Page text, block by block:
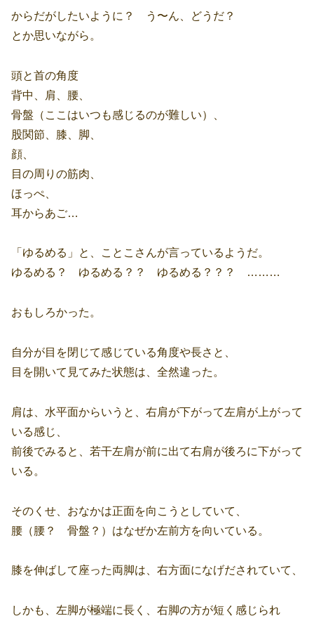
からだがしたいように？ う〜ん、どうだ？
とか思いながら。
頭と首の角度
背中、肩、腰、
骨盤（ここはいつも感じるのが難しい）、
股関節、膝、脚、
顔、
目の周りの筋肉、
ほっぺ、
耳からあご…
「ゆるめる」と、ことこさんが言っているようだ。
ゆるめる？ ゆるめる？？ ゆるめる？？？ ………
おもしろかった。
自分が目を閉じて感じている角度や長さと、
目を開いて見てみた状態は、全然違った。
肩は、水平面からいうと、右肩が下がって左肩が上がって
いる感じ、
前後でみると、若干左肩が前に出て右肩が後ろに下がって
いる。
そのくせ、おなかは正面を向こうとしていて、
腰（腰？ 骨盤？）はなぜか左前方を向いている。
膝を伸ばして座った両脚は、右方面になげだされていて、
しかも、左脚が極端に長く、右脚の方が短く感じられ